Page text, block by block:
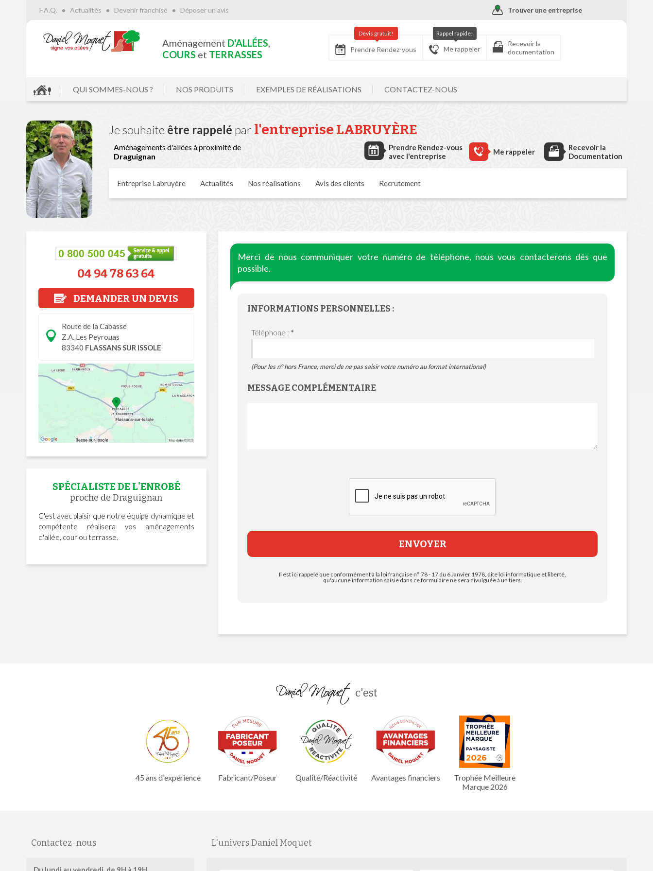
Trouver une entreprise
F.A.Q. Actualités Devenir franchisé Déposer un avis
Aménagement D'ALLÉES,
COURS et TERRASSES Prendre Rendez-vous
Devis gratuit!
Me rappeler
Rappel rapide!
Recevoir la
documentation
QUI SOMMES-NOUS ? NOS PRODUITS EXEMPLES DE RÉALISATIONS CONTACTEZ-NOUS
Je souhaite être rappelé par l'entreprise LABRUYÈRE
Aménagements d'allées à proximité de
Draguignan
Prendre Rendez-vous
avec l'entreprise
Me rappeler
Recevoir la
Documentation
Entreprise Labruyère Actualités Nos réalisations Avis des clients Recrutement
04 94 78 63 64
DEMANDER UN DEVIS
Route de la Cabasse
Z.A. Les Peyrouas
83340 FLASSANS SUR ISSOLE
SPÉCIALISTE DE L'ENROBÉ
proche de Draguignan
C'est avec plaisir que notre équipe dynamique et
compétente réalisera vos aménagements
d'allée, cour ou terrasse.
Merci de nous communiquer votre numéro de téléphone, nous vous contacterons dés que
possible.
INFORMATIONS PERSONNELLES :
Téléphone : *
(Pour les n° hors France, merci de ne pas saisir votre numéro au format international)
MESSAGE COMPLÉMENTAIRE
Il est ici rappelé que conformément à la loi française n° 78 - 17 du 6 Janvier 1978, dite loi informatique et liberté,
qu'aucune information saisie dans ce formulaire ne sera divulguée à un tiers.
c'est
45 ans d'expérience Fabricant/Poseur Qualité/Réactivité Avantages financiers
Trophée Meilleure
Marque 2026
Contactez-nous L'univers Daniel Moquet